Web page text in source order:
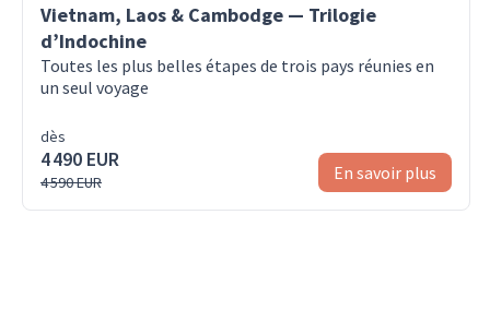
Vietnam, Laos & Cambodge — Trilogie
d’Indochine
Toutes les plus belles étapes de trois pays réunies en
un seul voyage
dès
4 490 EUR
4 590 EUR En savoir plus